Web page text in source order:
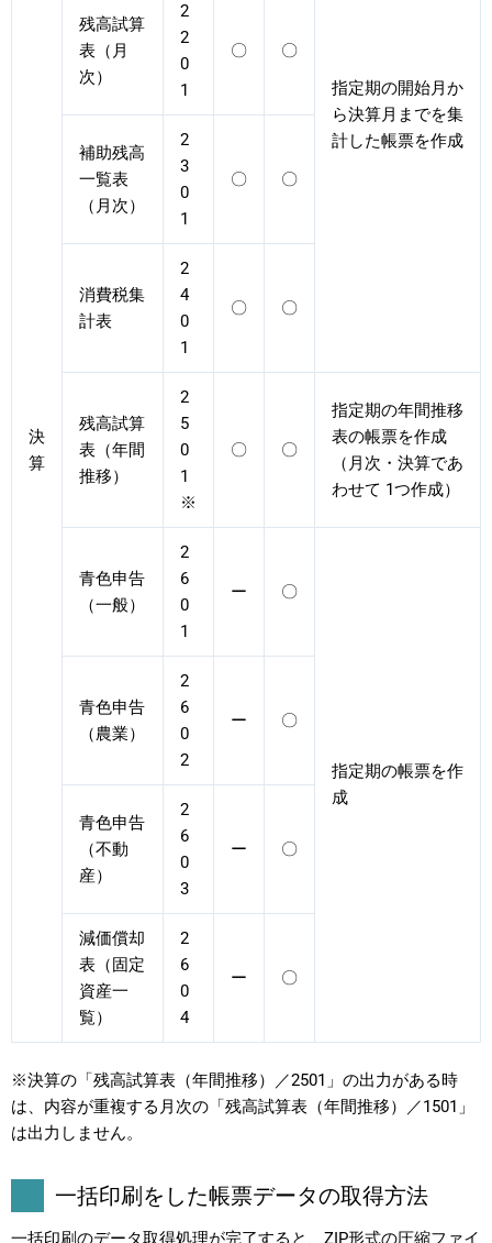
決
算
指定期の開始月か
ら決算月までを集
計した帳票を作成
残高試算
表（月
次）
2
2
0
1
〇 〇
補助残高
一覧表
（月次）
2
3
0
1
〇 〇
消費税集
計表
2
4
0
1
〇 〇
残高試算
表（年間
推移）
2
5
0
1
※
〇 〇
指定期の年間推移
表の帳票を作成
（月次・決算であ
わせて 1つ作成）
青色申告
（一般）
2
6
0
1
ー 〇
指定期の帳票を作
成
青色申告
（農業）
2
6
0
2
ー 〇
青色申告
（不動
産）
2
6
0
3
ー 〇
減価償却
表（固定
資産一
覧）
2
6
0
4
ー 〇
※決算の「残高試算表（年間推移）／2501」の出力がある時
は、内容が重複する月次の「残高試算表（年間推移）／1501」
は出力しません。
一括印刷をした帳票データの取得方法
一括印刷のデータ取得処理が完了すると、ZIP形式の圧縮ファイ